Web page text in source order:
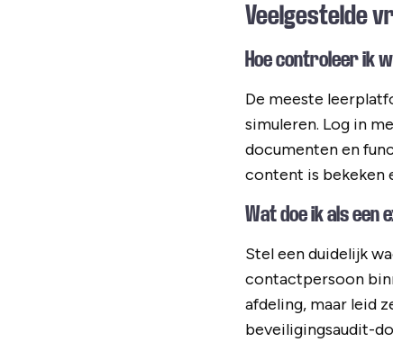
Veelgestelde
Hoe controleer ik
De meeste
simuleren. Log in
documenten en
content is bekeken
Wat doe ik als
Stel een duidelijk
contactpersoon
afdeling, maar leid
beveiligingsaudit-